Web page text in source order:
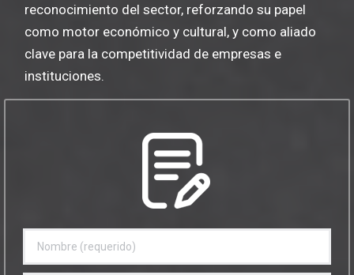
reconocimiento del sector, reforzando su papel
como motor económico y cultural, y como aliado
clave para la competitividad de empresas e
instituciones.